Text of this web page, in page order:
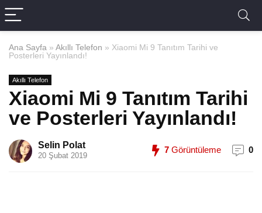
Ana Sayfa » Akıllı Telefon » Xiaomi Mi 9 Tanıtım Tarihi ve
Posterleri Yayınlandı!
Akıllı Telefon
Xiaomi Mi 9 Tanıtım Tarihi
ve Posterleri Yayınlandı!
Selin Polat
20 Şubat 2019
7 Görüntüleme 0